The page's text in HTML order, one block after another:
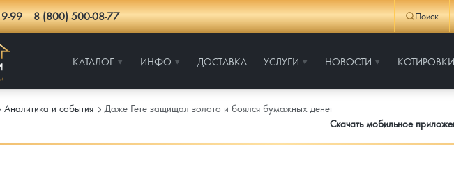
99 8 (800) 500-08-77 Поиск
КАТАЛОГ ИНФО ДОСТАВКА УСЛУГИ НОВОСТИ КОТИРОВКИ
Аналитика и события
Даже Гете защищал золото и боялся бумажных денег
Скачать мобильное